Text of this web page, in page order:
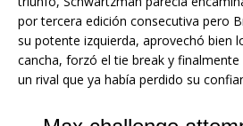
por tercera edición consecutiva pero
su potente izquierda, aprovechó bien
cancha, forzó el tie break y
un rival que ya había perdido su